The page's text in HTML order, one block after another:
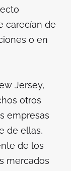
carecían de
o en
Jersey,
otros
empresas
de ellas,
de los
mercados